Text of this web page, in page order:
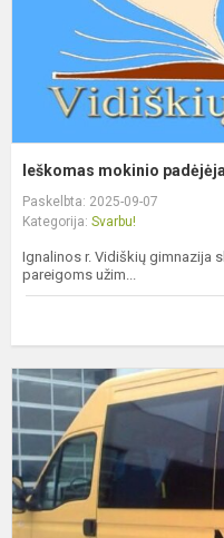
Ieškomas mokinio
Paskelbta: 2025-09-07
Kategorija: Svarbu!
Ignalinos r. Vidiškių gimnazija
pareigoms užim...